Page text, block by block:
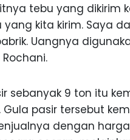
tebu yang dikirim
yang kita kirim. Saya
Uangnya
sebanyak 9 ton itu
Gula pasir tersebut
dengan harga